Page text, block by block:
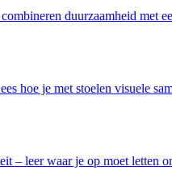
duurzaamheid met
hoe je met stoelen visuele
– leer waar je op moet letten